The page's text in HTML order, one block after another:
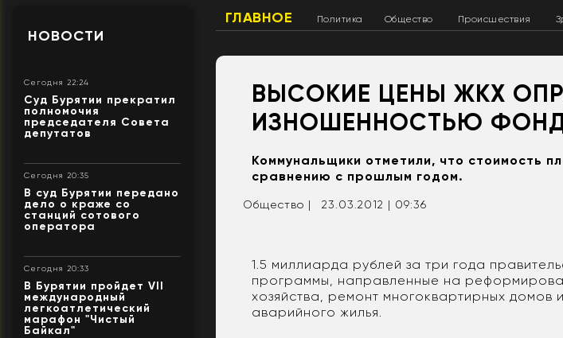
НОВОСТИ
Сегодня 22:24
Суд Бурятии прекратил
полномочия
председателя Совета
депутатов
Сегодня 20:35
В суд Бурятии передано
дело о краже со
станций сотового
оператора
Сегодня 20:33
В Бурятии пройдет VII
международный
легкоатлетический
марафон "Чистый
Байкал"
ГЛАВНОЕ Политика Общество Происшествия
ВЫСОКИЕ ЦЕНЫ ЖКХ
ИЗНОШЕННОСТЬЮ
Коммунальщики отметили, что стоимость
сравнению с прошлым годом.
Общество | 23.03.2012 | 09:36
1.5 миллиарда рублей за три года
программы, направленные на
хозяйства, ремонт многоквартирных домов
аварийного жилья.